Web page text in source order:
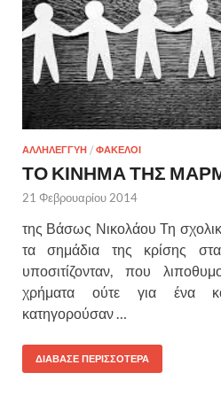
ΑΛΛΗΛΕΓΓΥΗ / ΦΑΚΕΛΟΙ
ΤΟ ΚΙΝΗΜΑ ΤΗΣ
21 Φεβρουαρίου 2014
της Βάσως Νικολάου Τη
τα σημάδια της κρίσης
υποσιτίζονταν, που
χρήματα ούτε για ένα
κατηγορούσαν …
ΔΙΑΒΑΣΕ ΠΕΡΙΣΣΟΤΕΡΑ